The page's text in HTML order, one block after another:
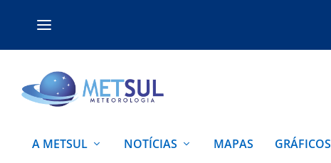
A METSUL NOTÍCIAS MAPAS GRÁFICOS